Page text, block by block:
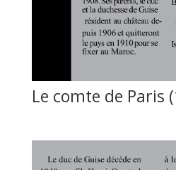
Le comte de Paris